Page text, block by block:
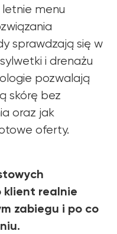
menu
sprawdzają się w
i drenażu
pozwalają
skórę bez
oraz jak
oferty.
klient realnie
zabiegu i po co